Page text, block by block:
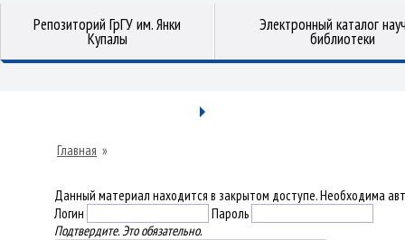
Репозиторий ГрГУ им. Янки
Купалы
Электронный каталог
библиотеки
Главная »
Данный материал находится в закрытом доступе. Необходима
Логин
Пароль
Подтвердите. Это обязательно.